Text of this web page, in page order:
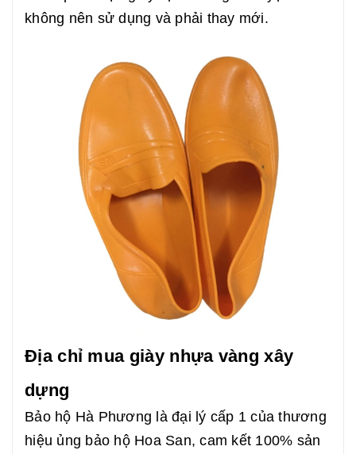
không nên sử dụng và phải thay mới.
Địa chỉ mua giày nhựa vàng xây
dựng
Bảo hộ Hà Phương là đại lý cấp 1 của thương
hiệu ủng bảo hộ Hoa San, cam kết 100% sản